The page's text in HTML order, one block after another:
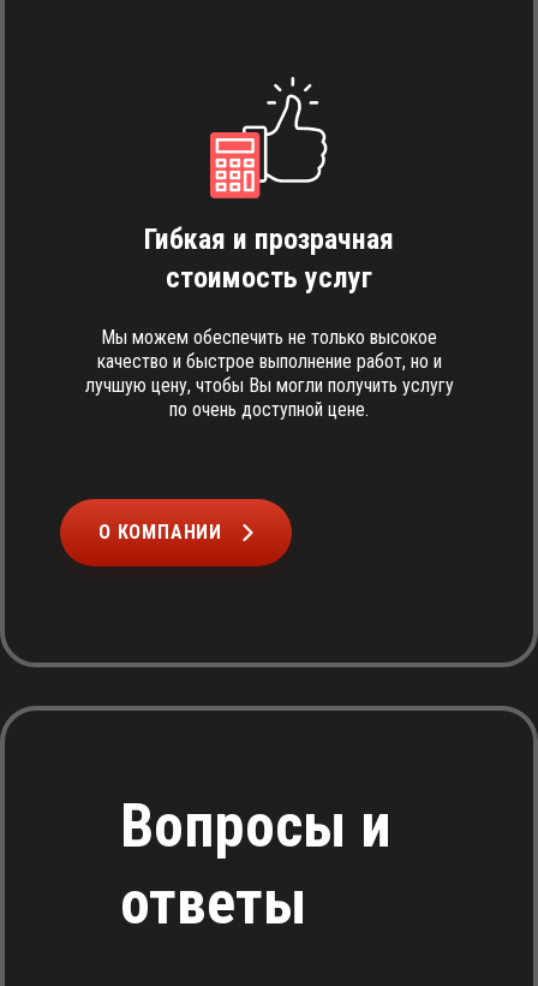
Гибкая и прозрачная
стоимость услуг
Мы можем обеспечить не только высокое
качество и быстрое выполнение работ, но и
лучшую цену, чтобы Вы могли получить услугу
по очень доступной цене.
О КОМПАНИИ
Вопросы и
ответы